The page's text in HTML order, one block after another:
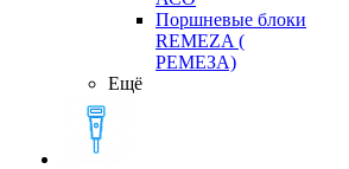
Поршневые блоки
REMEZA (
РЕМЕЗА)
Ещё